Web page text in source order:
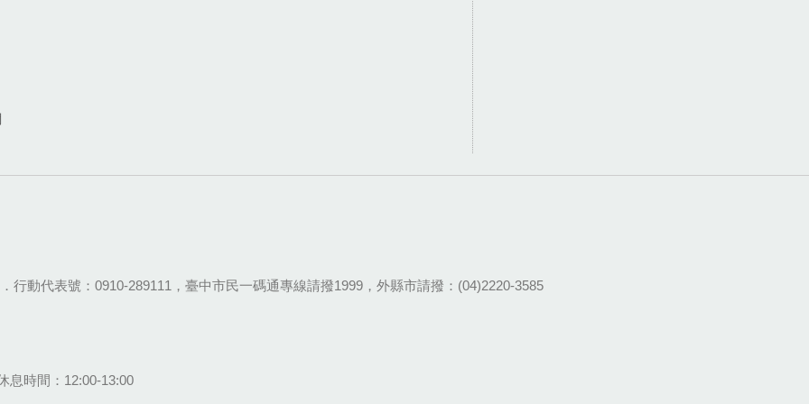
行動代表號：0910-289111，臺中市民一碼通專線請撥1999，外縣市請撥：(04)2220-3585
息時間：12:00-13:00